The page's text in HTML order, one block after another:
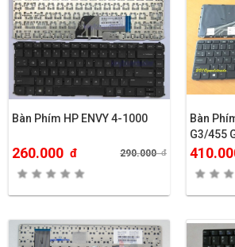
Bàn Phím HP ENVY 4-1000
260.000 đ 290.000đ
Bàn
G3/455